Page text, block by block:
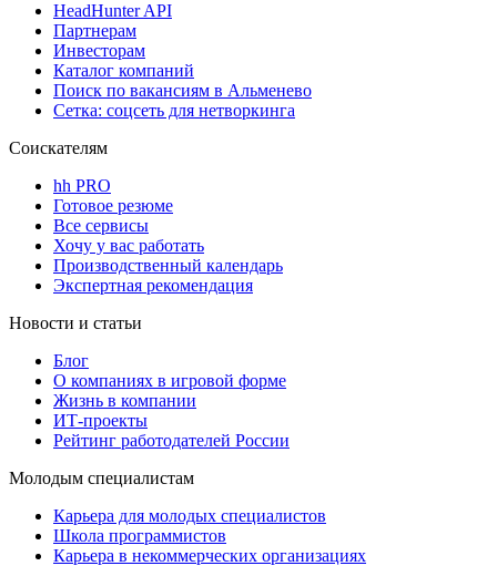
HeadHunter API
Партнерам
Инвесторам
Каталог компаний
Поиск по вакансиям в Альменево
Сетка: соцсеть для нетворкинга
Соискателям
hh PRO
Готовое резюме
Все сервисы
Хочу у вас работать
Производственный календарь
Экспертная рекомендация
Новости и статьи
Блог
О компаниях в игровой форме
Жизнь в компании
ИТ-проекты
Рейтинг работодателей России
Молодым специалистам
Карьера для молодых специалистов
Школа программистов
Карьера в некоммерческих организациях